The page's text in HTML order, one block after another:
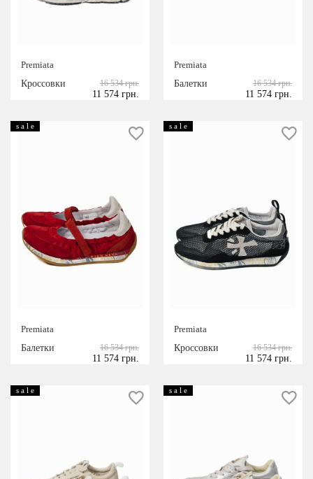
СЕЗОН
осень/зима
Premiata
Кроссовки
16 534 грн.
11 574 грн.
Premiata
Балетки
16 534 грн.
11 574 грн.
s a l e
Premiata
Балетки
16 534 грн.
11 574 грн.
s a l e
Premiata
Кроссовки
16 534 грн.
11 574 грн.
s a l e s a l e